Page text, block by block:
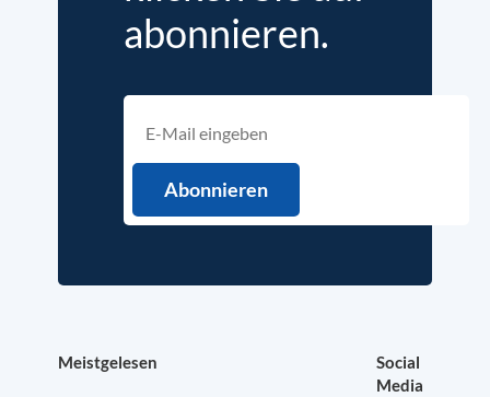
abonnieren.
Meistgelesen
Social
Media